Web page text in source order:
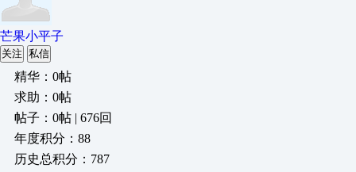
芒果小平子
关注 私信
精华：0帖
求助：0帖
帖子：0帖 | 676回
年度积分：88
历史总积分：787